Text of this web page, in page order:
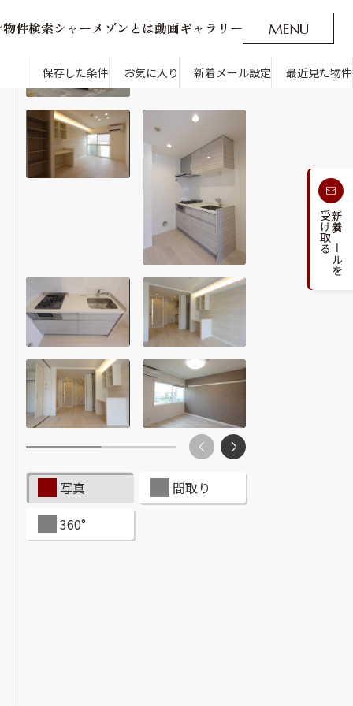
物件検索シ ャーメ ゾン とは動画ギャ ラ リ ー MENU
O
着メール設定 最近見た物件 CLOSE
通勤・通学時間から探す
人気のカテゴリから探す
ショップを探す
ス付き・シニア向け
新着メールを
受け取る
保存した条件 お気に入り 新着メール設定 最近見た物件
写真
間取り
360°